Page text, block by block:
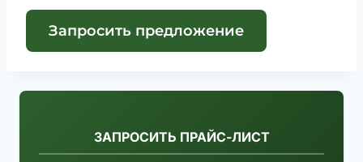
Запросить предложение
ЗАПРОСИТЬ ПРАЙС-ЛИСТ